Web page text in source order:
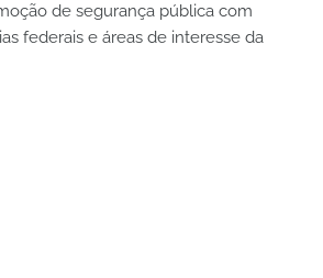
de segurança pública com
federais e áreas de interesse da